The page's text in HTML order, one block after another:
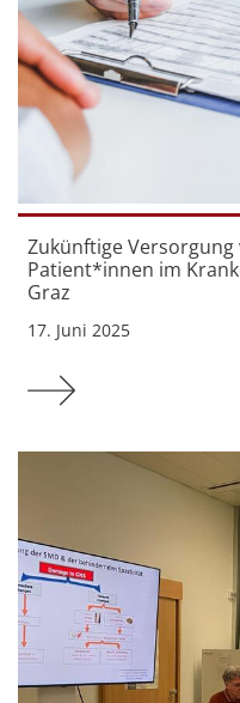
Zukünftige
Patient*innen im
Graz
17. Juni 2025